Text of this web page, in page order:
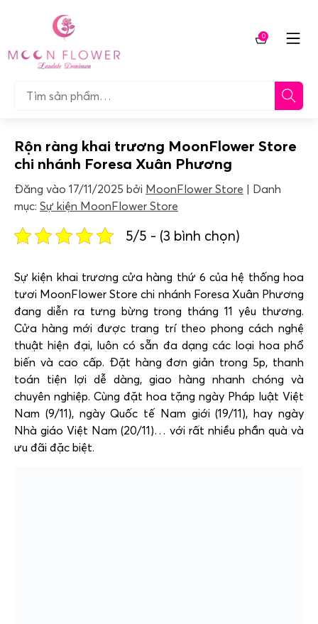
dung
Tìm…
0
Giỏ
Rộn ràng khai trương MoonFlower Store
chi nhánh Foresa Xuân Phương
Đăng vào 17/11/2025 bởi MoonFlower Store
Danh
mục: Sự kiện MoonFlower Store
5/5 - (3 bình chọn)
Sự kiện khai trương cửa hàng thứ 6 của hệ thống hoa
tươi MoonFlower Store chi nhánh Foresa Xuân Phương
đang diễn ra tưng bừng trong tháng 11 yêu thương.
Cửa hàng mới được trang trí theo phong cách nghệ
thuật hiện đại, luôn có sẵn đa dạng các loại hoa phổ
biến và cao cấp. Đặt hàng đơn giản trong 5p, thanh
toán tiện lợi dễ dàng, giao hàng nhanh chóng và
chuyên nghiệp. Cùng đặt hoa tặng ngày Pháp luật Việt
Nam (9/11), ngày Quốc tế Nam giới (19/11), hay ngày
Nhà giáo Việt Nam (20/11)… với rất nhiều phần quà và
ưu đãi đặc biệt.